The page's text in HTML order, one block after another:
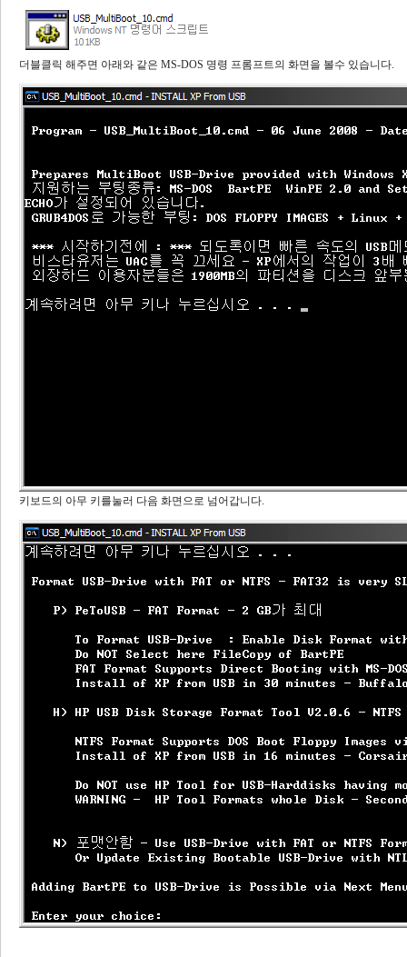
더블클릭 해주면 아래와 같은 MS-DOS 명령 프롬프트의 화면을 볼수 있습니다.
키보드의 아무 키를눌러 다음 화면으로 넘어갑니다.